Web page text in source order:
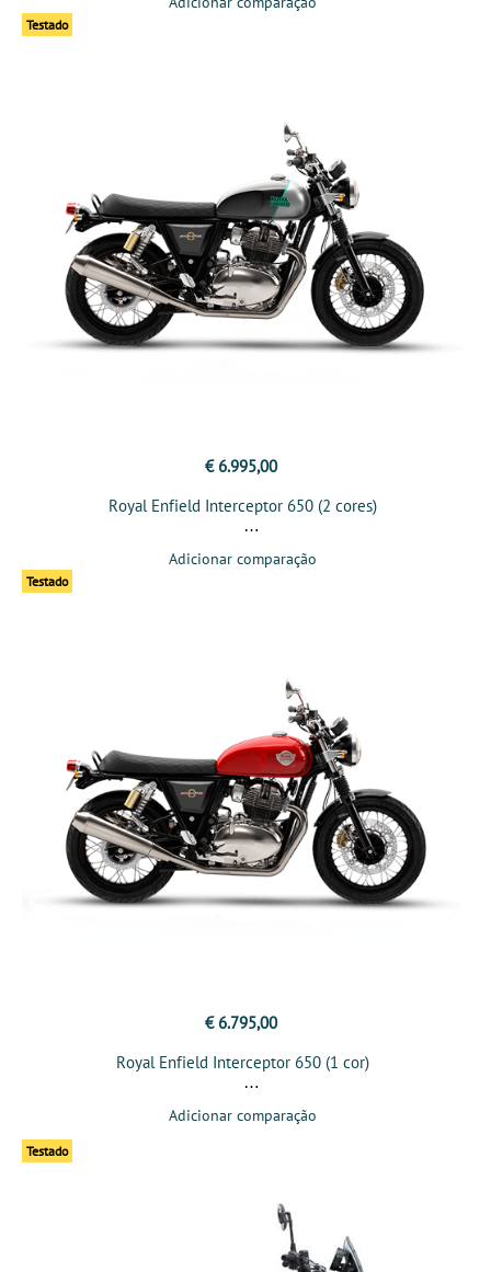
Testado
€ 6.995,00
Royal Enfield Interceptor 650 (2 cores)
Adicionar comparação
Testado
€ 6.795,00
Royal Enfield Interceptor 650 (1 cor)
Adicionar comparação
Testado